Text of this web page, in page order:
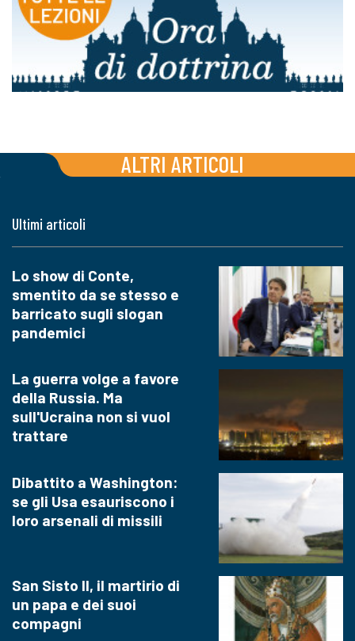
ALTRI ARTICOLI
Ultimi articoli
Lo show di Conte,
smentito da se stesso e
barricato sugli slogan
pandemici
La guerra volge a favore
della Russia. Ma
sull'Ucraina non si vuol
trattare
Dibattito a Washington:
se gli Usa esauriscono i
loro arsenali di missili
San Sisto II, il martirio di
un papa e dei suoi
compagni